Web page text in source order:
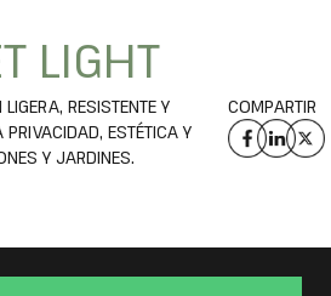
LIGHT
RESISTENTE Y
ESTÉTICA Y
Y JARDINES.
COMPARTIR